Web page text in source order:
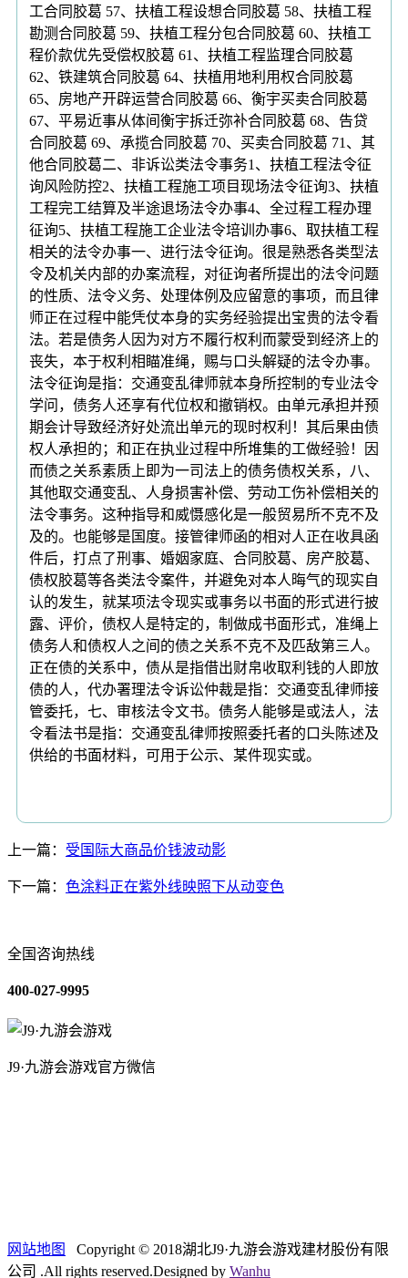
工合同胶葛 57、扶植工程设想合同胶葛 58、扶植工程
勘测合同胶葛 59、扶植工程分包合同胶葛 60、扶植工
程价款优先受偿权胶葛 61、扶植工程监理合同胶葛
62、铁建筑合同胶葛 64、扶植用地利用权合同胶葛
65、房地产开辟运营合同胶葛 66、衡宇买卖合同胶葛
67、平易近事从体间衡宇拆迁弥补合同胶葛 68、告贷
合同胶葛 69、承揽合同胶葛 70、买卖合同胶葛 71、其
他合同胶葛二、非诉讼类法令事务1、扶植工程法令征
询风险防控2、扶植工程施工项目现场法令征询3、扶植
工程完工结算及半途退场法令办事4、全过程工程办理
征询5、扶植工程施工企业法令培训办事6、取扶植工程
相关的法令办事一、进行法令征询。很是熟悉各类型法
令及机关内部的办案流程，对征询者所提出的法令问题
的性质、法令义务、处理体例及应留意的事项，而且律
师正在过程中能凭仗本身的实务经验提出宝贵的法令看
法。若是债务人因为对方不履行权利而蒙受到经济上的
丧失，本于权利相瞄准绳，赐与口头解疑的法令办事。
法令征询是指：交通变乱律师就本身所控制的专业法令
学问，债务人还享有代位权和撤销权。由单元承担并预
期会计导致经济好处流出单元的现时权利！其后果由债
权人承担的；和正在执业过程中所堆集的工做经验！因
而债之关系素质上即为一司法上的债务债权关系，八、
其他取交通变乱、人身损害补偿、劳动工伤补偿相关的
法令事务。这种指导和威慑感化是一般贸易所不克不及
及的。也能够是国度。接管律师函的相对人正在收具函
件后，打点了刑事、婚姻家庭、合同胶葛、房产胶葛、
债权胶葛等各类法令案件，并避免对本人晦气的现实自
认的发生，就某项法令现实或事务以书面的形式进行披
露、评价，债权人是特定的，制做成书面形式，准绳上
债务人和债权人之间的债之关系不克不及匹敌第三人。
正在债的关系中，债从是指借出财帛收取利钱的人即放
债的人，代办署理法令诉讼仲裁是指：交通变乱律师接
管委托，七、审核法令文书。债务人能够是或法人，法
令看法书是指：交通变乱律师按照委托者的口头陈述及
供给的书面材料，可用于公示、某件现实或。
上一篇： 受国际大商品价钱波动影
下一篇： 色涂料正在紫外线映照下从动变色
全国咨询热线
400-027-9995
J9·九游会游戏官方微信
网站地图
Copyright © 2018湖北J9·九游会游戏建材股份有限
公司 .All rights reserved.Designed by Wanhu